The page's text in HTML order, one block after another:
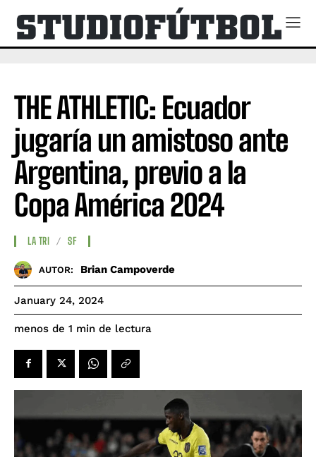
THE ATHLETIC: Ecuador
jugaría un amistoso ante
Argentina, previo a la
Copa América 2024
LA TRI SF
AUTOR: Brian Campoverde
January 24, 2024
menos de 1 min de lectura